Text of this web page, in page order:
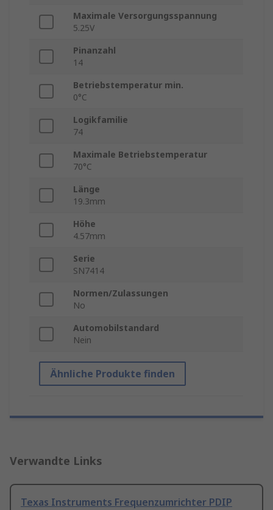
Maximale Versorgungsspannung
5.25V
Pinanzahl
14
Betriebstemperatur min.
0°C
Logikfamilie
74
Maximale Betriebstemperatur
70°C
Länge
19.3mm
Höhe
4.57mm
Serie
SN7414
Normen/Zulassungen
No
Automobilstandard
Nein
Ähnliche Produkte finden
Verwandte Links
Texas Instruments Frequenzumrichter PDIP